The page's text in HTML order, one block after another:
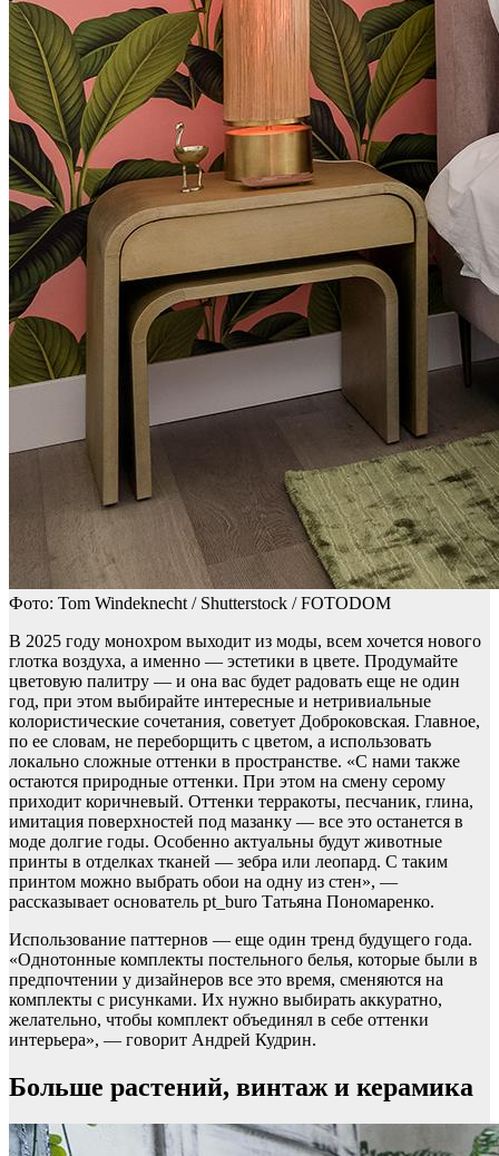
Фото: Tom Windeknecht / Shutterstock / FOTODOM
В 2025 году монохром выходит из моды, всем хочется нового
глотка воздуха, а именно — эстетики в цвете. Продумайте
цветовую палитру — и она вас будет радовать еще не один
год, при этом выбирайте интересные и нетривиальные
колористические сочетания, советует Доброковская. Главное,
по ее словам, не переборщить с цветом, а использовать
локально сложные оттенки в пространстве. «С нами также
остаются природные оттенки. При этом на смену серому
приходит коричневый. Оттенки терракоты, песчаник, глина,
имитация поверхностей под мазанку — все это останется в
моде долгие годы. Особенно актуальны будут животные
принты в отделках тканей — зебра или леопард. С таким
принтом можно выбрать обои на одну из стен», —
рассказывает основатель pt_buro Татьяна Пономаренко.
Использование паттернов — еще один тренд будущего года.
«Однотонные комплекты постельного белья, которые были в
предпочтении у дизайнеров все это время, сменяются на
комплекты с рисунками. Их нужно выбирать аккуратно,
желательно, чтобы комплект объединял в себе оттенки
интерьера», — говорит Андрей Кудрин.
Больше растений, винтаж и керамика